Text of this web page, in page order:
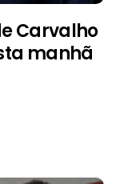
Carvalho
manhã